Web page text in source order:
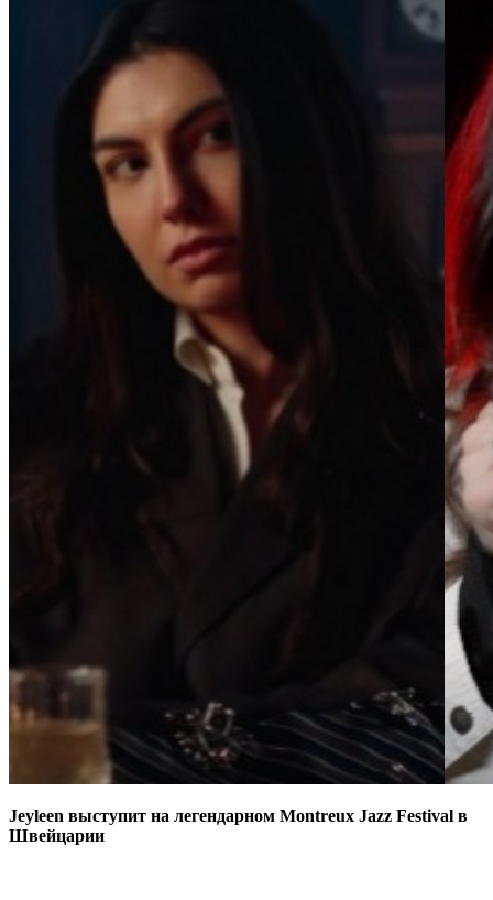
Jeyleen выступит на легендарном Montreux Jazz Festival в
Швейцарии